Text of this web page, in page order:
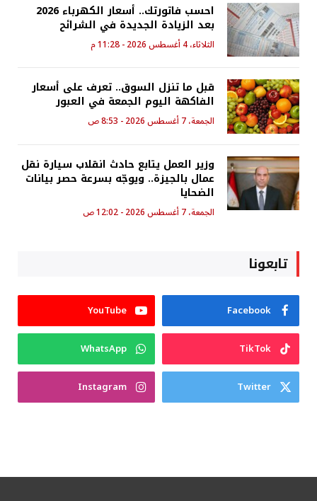
احسب فاتورتك.. أسعار الكهرباء 2026
بعد الزيادة الجديدة في الشرائح
الثلاثاء، 4 أغسطس 2026 - 11:28 م
قبل ما تنزل السوق.. تعرف على أسعار
الفاكهة اليوم الجمعة في العبور
الجمعة، 7 أغسطس 2026 - 8:53 ص
وزير العمل يتابع حادث انقلاب سيارة نقل
عمال بالجيزة.. ويوجّه بسرعة حصر بيانات
الضحايا
الجمعة، 7 أغسطس 2026 - 12:02 ص
تابعونا
Facebook
YouTube
TikTok
WhatsApp
Twitter
Instagram